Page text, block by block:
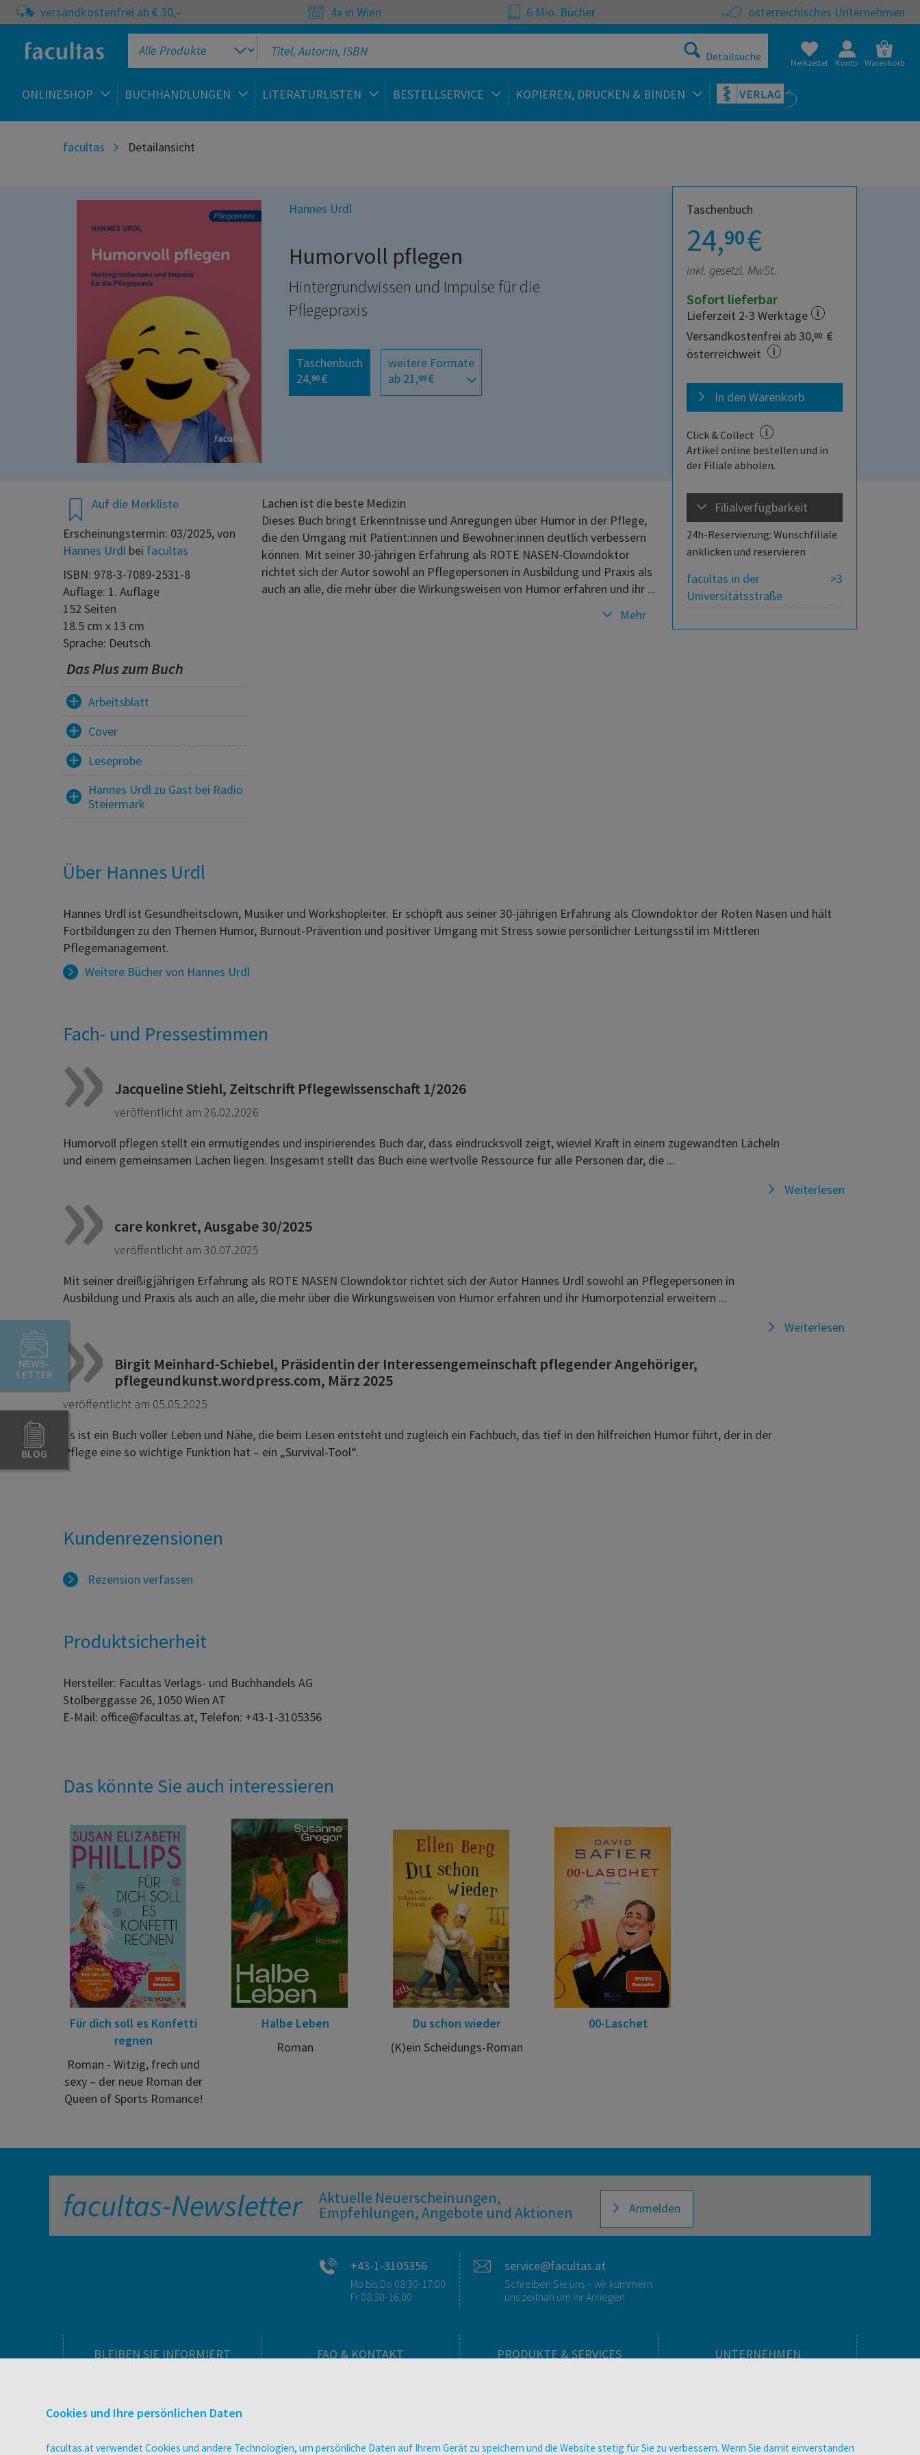
NEWS-
LETTER
BLOG
versandkostenfrei ab € 30,– 4x in Wien 6 Mio. Bücher österreichisches Unternehmen
Detailsuche Merkzettel Konto
0
Warenkorb
ONLINESHOP BUCHHANDLUNGEN LITERATURLISTEN BESTELLSERVICE KOPIEREN, DRUCKEN & BINDEN
facultas Detailansicht
Hannes Urdl
Humorvoll pflegen
Hintergrundwissen und Impulse für die
Pflegepraxis
Taschenbuch
24,90 €
weitere Formate
ab 21,99 €
Taschenbuch
24,90€
inkl. gesetzl. MwSt.
Sofort lieferbar
Lieferzeit 2-3 Werktage
Versandkostenfrei ab 30,00 €
österreichweit
In den Warenkorb
Click & Collect
Artikel online bestellen und in
der Filiale abholen.
Filialverfügbarkeit
24h-Reservierung: Wunschfiliale
anklicken und reservieren
>3
facultas in der
Universitätsstraße
Auf die Merkliste
Erscheinungstermin: 03/2025, von
Hannes Urdl bei facultas
ISBN: 978-3-7089-2531-8
Auflage: 1. Auflage
152 Seiten
18.5 cm x 13 cm
Sprache: Deutsch
Das Plus zum Buch
Arbeitsblatt
Cover
Leseprobe
Hannes Urdl zu Gast bei Radio
Steiermark
Lachen ist die beste Medizin
Dieses Buch bringt Erkenntnisse und Anregungen über Humor in der Pflege,
die den Umgang mit Patient:innen und Bewohner:innen deutlich verbessern
können. Mit seiner 30-jährigen Erfahrung als ROTE NASEN-Clowndoktor
richtet sich der Autor sowohl an Pflegepersonen in Ausbildung und Praxis als
auch an alle, die mehr über die Wirkungsweisen von Humor erfahren und ihr ...
Mehr
Über Hannes Urdl
Hannes Urdl ist Gesundheitsclown, Musiker und Workshopleiter. Er schöpft aus seiner 30-jährigen Erfahrung als Clowndoktor der Roten Nasen und hält
Fortbildungen zu den Themen Humor, Burnout-Prävention und positiver Umgang mit Stress sowie persönlicher Leitungsstil im Mittleren
Pflegemanagement.
Weitere Bücher von Hannes Urdl
Fach- und Pressestimmen
Jacqueline Stiehl, Zeitschrift Pflegewissenschaft 1/2026
veröffentlicht am 26.02.2026
Humorvoll pflegen stellt ein ermutigendes und inspirierendes Buch dar, dass eindrucksvoll zeigt, wieviel Kraft in einem zugewandten Lächeln
und einem gemeinsamen Lachen liegen. Insgesamt stellt das Buch eine wertvolle Ressource für alle Personen dar, die ...
Weiterlesen
care konkret, Ausgabe 30/2025
veröffentlicht am 30.07.2025
Mit seiner dreißigjährigen Erfahrung als ROTE NASEN Clowndoktor richtet sich der Autor Hannes Urdl sowohl an Pflegepersonen in
Ausbildung und Praxis als auch an alle, die mehr über die Wirkungsweisen von Humor erfahren und ihr Humorpotenzial erweitern ...
Weiterlesen
Birgit Meinhard-Schiebel, Präsidentin der Interessengemeinschaft pflegender Angehöriger,
pflegeundkunst.wordpress.com, März 2025
veröffentlicht am 05.05.2025
Es ist ein Buch voller Leben und Nähe, die beim Lesen entsteht und zugleich ein Fachbuch, das tief in den hilfreichen Humor führt, der in der
Pflege eine so wichtige Funktion hat – ein „Survival-Tool“.
Kundenrezensionen
Rezension verfassen
Produktsicherheit
Hersteller: Facultas Verlags- und Buchhandels AG
Stolberggasse 26, 1050 Wien AT
E-Mail: office@facultas.at, Telefon: +43-1-3105356
Das könnte Sie auch interessieren
Für dich soll es Konfetti
regnen
Roman - Witzig, frech und
sexy – der neue Roman der
Queen of Sports Romance!
Halbe Leben
Roman
Du schon wieder
(K)ein Scheidungs-Roman
00-Laschet
facultas-Newsletter Aktuelle Neuerscheinungen,
Empfehlungen, Angebote und Aktionen Anmelden
+43-1-3105356
Mo bis Do 08:30-17:00
Fr 08:30-16:00
service@facultas.at
Schreiben Sie uns – wir kümmern
uns zeitnah um Ihr Anliegen.
BLEIBEN SIE INFORMIERT
Veranstaltungen
Literaturlisten
FAQ & KONTAKT
Ansprechpartner:innen
PRODUKTE & SERVICES
Druckerei facultas druckt.
UNTERNEHMEN
Datenschutz & Cookies
Cookies und Ihre persönlichen Daten
facultas.at verwendet Cookies und andere Technologien, um persönliche Daten auf Ihrem Gerät zu speichern und die Website stetig für Sie zu verbessern. Wenn Sie damit einverstanden